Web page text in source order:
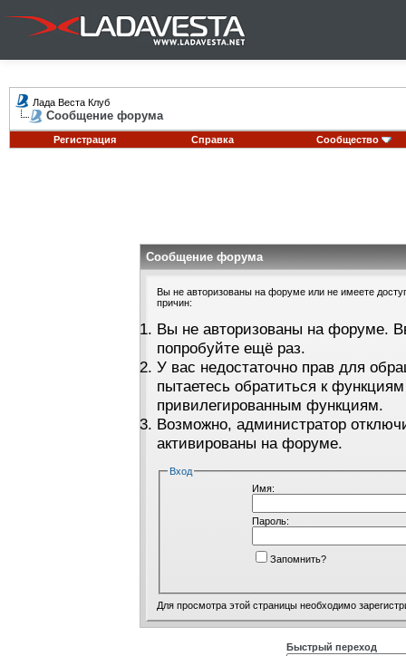
Лада Веста Клуб
Сообщение форума
Регистрация Справка Сообщество
Сообщение форума
Вы не авторизованы на форуме или не имеете
причин:
Вы не авторизованы на форуме.
попробуйте ещё раз.
У вас недостаточно прав для
пытаетесь обратиться к
привилегированным функциям.
Возможно, администратор
активированы на форуме.
Вход
Имя:
Пароль:
Запомнить?
Для просмотра этой страницы необходимо
Быстрый переход